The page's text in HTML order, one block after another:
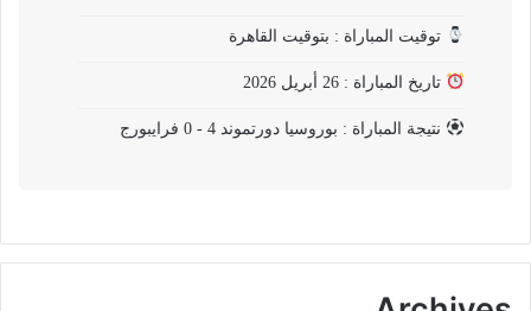
توقيت المباراة : بتوقيت القاهرة
تاريخ المباراة : 26 أبريل 2026
نتيجة المباراة : بوروسيا دورتموند 4 - 0 فرايبورج